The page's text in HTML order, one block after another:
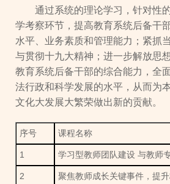
通过系统的理论学习，针对性
学考察环节，提高教育系统后备干
水平、业务素质和管理能力；紧抓
与贯彻十九大精神；进一步解放思
教育系统后备干部的综合能力，全
法行政和科学发展的水平，从而为
文化大发展大繁荣做出新的贡献。
序号 课程名称
1 学习型教师团队建设 与教师
2
聚焦教师成长关键事件，提